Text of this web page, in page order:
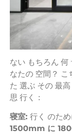
ない もちろん 何
なたの 空間？ こ
た 選ぶ その 最高
思 行く：
寝室: 行く のため
1500mm に